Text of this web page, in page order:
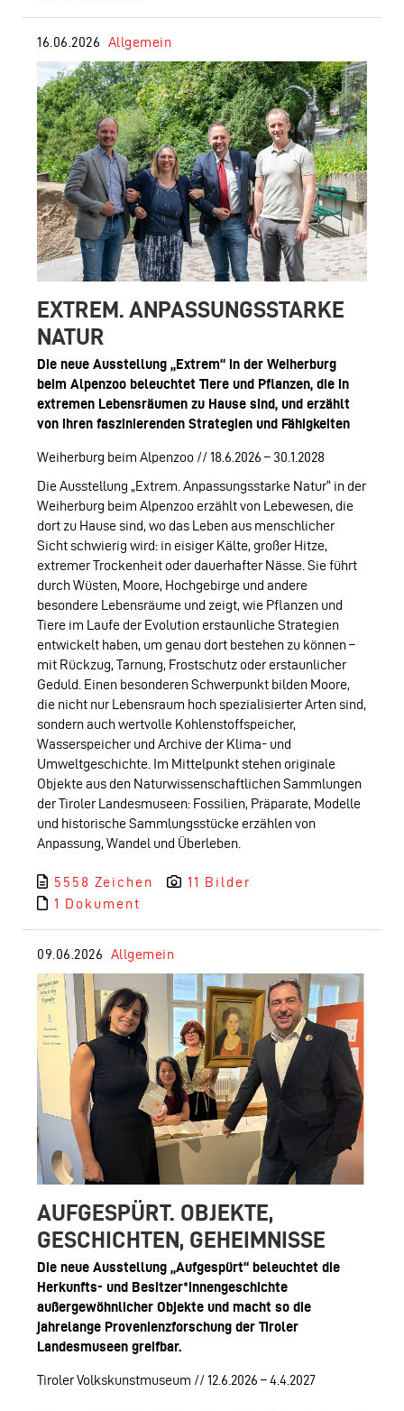
16.06.2026 Allgemein
EXTREM. ANPASSUNGSSTARKE
NATUR
Die neue Ausstellung „Extrem“ in der Weiherburg
beim Alpenzoo beleuchtet Tiere und Pflanzen, die in
extremen Lebensräumen zu Hause sind, und erzählt
von ihren faszinierenden Strategien und Fähigkeiten
Weiherburg beim Alpenzoo // 18.6.2026 – 30.1.2028
Die Ausstellung „Extrem. Anpassungsstarke Natur“ in der
Weiherburg beim Alpenzoo erzählt von Lebewesen, die
dort zu Hause sind, wo das Leben aus menschlicher
Sicht schwierig wird: in eisiger Kälte, großer Hitze,
extremer Trockenheit oder dauerhafter Nässe. Sie führt
durch Wüsten, Moore, Hochgebirge und andere
besondere Lebensräume und zeigt, wie Pflanzen und
Tiere im Laufe der Evolution erstaunliche Strategien
entwickelt haben, um genau dort bestehen zu können –
mit Rückzug, Tarnung, Frostschutz oder erstaunlicher
Geduld. Einen besonderen Schwerpunkt bilden Moore,
die nicht nur Lebensraum hoch spezialisierter Arten sind,
sondern auch wertvolle Kohlenstoffspeicher,
Wasserspeicher und Archive der Klima- und
Umweltgeschichte. Im Mittelpunkt stehen originale
Objekte aus den Naturwissenschaftlichen Sammlungen
der Tiroler Landesmuseen: Fossilien, Präparate, Modelle
und historische Sammlungsstücke erzählen von
Anpassung, Wandel und Überleben.
5558 Zeichen
11 Bilder
1 Dokument
09.06.2026 Allgemein
AUFGESPÜRT. OBJEKTE,
GESCHICHTEN, GEHEIMNISSE
Die neue Ausstellung „Aufgespürt“ beleuchtet die
Herkunfts- und Besitzer*innengeschichte
außergewöhnlicher Objekte und macht so die
jahrelange Provenienzforschung der Tiroler
Landesmuseen greifbar.
Tiroler Volkskunstmuseum // 12.6.2026 – 4.4.2027